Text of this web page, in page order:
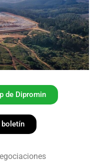
de Dipromin
boletín